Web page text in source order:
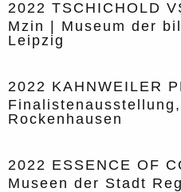
2022 TSCHICHOLD
Mzin | Museum der
Leipzig
2022 KAHNWEILER
Rockenhausen
2022 ESSENCE OF
Museen der Stadt